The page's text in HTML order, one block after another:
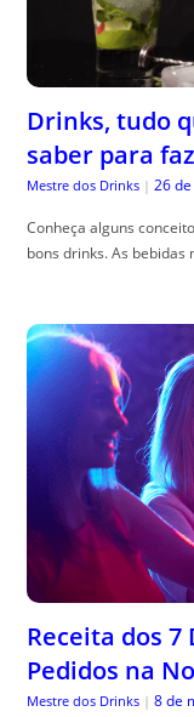
Drinks, tudo
saber para
Mestre dos Drinks | 26
Conheça alguns
bons drinks. As bebidas
Receita dos 7
Pedidos na
Mestre dos Drinks | 8 de